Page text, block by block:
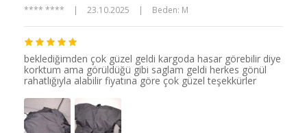
**** **** | 23.10.2025 | Beden: M
beklediğimden çok güzel geldi kargoda hasar görebilir diye
korktum ama görüldüğü gibi saglam geldi herkes gönül
rahatlığıyla alabilir fiyatına göre çok güzel teşekkürler